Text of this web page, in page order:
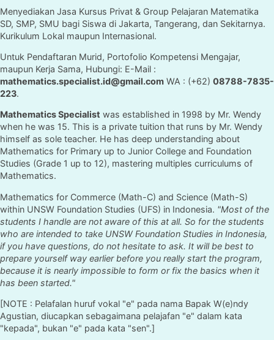
Menyediakan Jasa Kursus Privat & Group Pelajaran Matematika
SD, SMP, SMU bagi Siswa di Jakarta, Tangerang, dan Sekitarnya.
Kurikulum Lokal maupun Internasional.
Untuk Pendaftaran Murid, Portofolio Kompetensi Mengajar,
maupun Kerja Sama, Hubungi: E-Mail :
mathematics.specialist.id@gmail.com WA : (+62) 08788-7835-
223.
Mathematics Specialist was established in 1998 by Mr. Wendy
when he was 15. This is a private tuition that runs by Mr. Wendy
himself as sole teacher. He has deep understanding about
Mathematics for Primary up to Junior College and Foundation
Studies (Grade 1 up to 12), mastering multiples curriculums of
Mathematics.
Mathematics for Commerce (Math-C) and Science (Math-S)
within UNSW Foundation Studies (UFS) in Indonesia. "Most of the
students I handle are not aware of this at all. So for the students
who are intended to take UNSW Foundation Studies in Indonesia,
if you have questions, do not hesitate to ask. It will be best to
prepare yourself way earlier before you really start the program,
because it is nearly impossible to form or fix the basics when it
has been started."
[NOTE : Pelafalan huruf vokal "e" pada nama Bapak W(e)ndy
Agustian, diucapkan sebagaimana pelajafan "e" dalam kata
"kepada", bukan "e" pada kata "sen".]